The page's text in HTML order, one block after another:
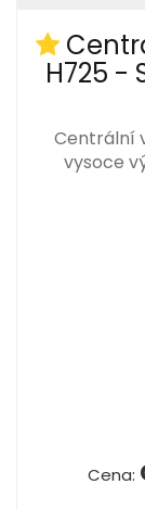
H725 -
Centrální
vysoce
Cena: